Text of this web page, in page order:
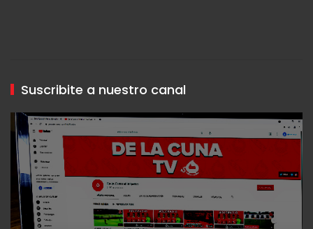
Suscribite a nuestro canal